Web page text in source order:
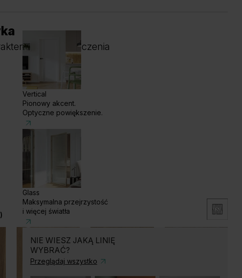
Vertical
Pionowy akcent.
Optyczne powiększenie.
Glass
Maksymalna przejrzystość
i więcej światła
NIE WIESZ JAKĄ LINIĘ
WYBRAĆ?
Przeglądaj wszystko
i kolor wykończenia
Dąb Kalifornia
Szary Piaskowy Szary Przykurzony